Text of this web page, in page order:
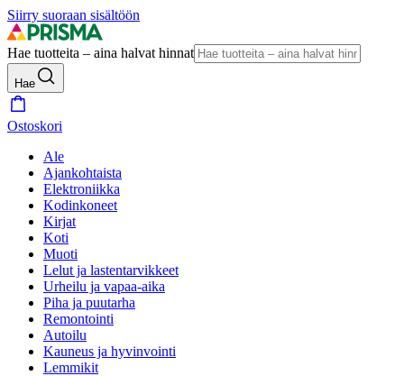
Siirry suoraan sisältöön
Hae tuotteita – aina halvat hinnat
Hae
Ostoskori
Ale
Ajankohtaista
Elektroniikka
Kodinkoneet
Kirjat
Koti
Muoti
Lelut ja lastentarvikkeet
Urheilu ja vapaa-aika
Piha ja puutarha
Remontointi
Autoilu
Kauneus ja hyvinvointi
Lemmikit